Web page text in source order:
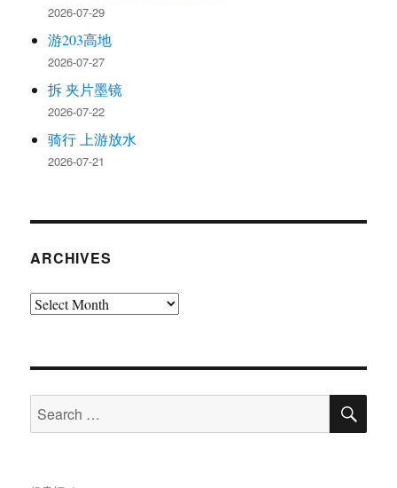
2026-07-29
游203高地
2026-07-27
拆 夹片墨镜
2026-07-22
骑行 上游放水
2026-07-21
ARCHIVES
Archives
Search
for: